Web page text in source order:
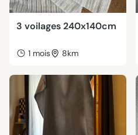
3 voilages 240x140cm
1 mois 8km